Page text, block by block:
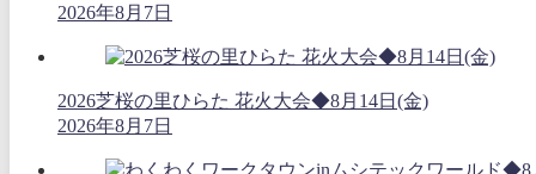
2026年8月7日
2026芝桜の里ひらた 花火大会◆8月14日(金)
2026年8月7日